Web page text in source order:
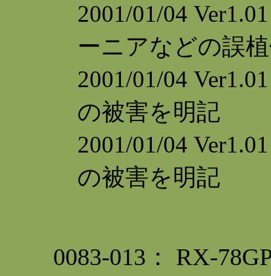
2001/01/04
ーニアなどの誤
2001/01/04
の被害を明記
2001/01/04
の被害を明記
0083-013： RX-